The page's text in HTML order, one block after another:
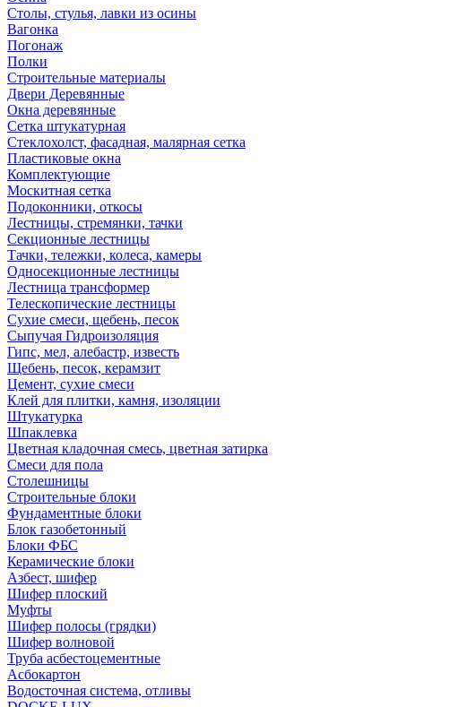
Столы, стулья, лавки из осины
Вагонка
Погонаж
Полки
Строительные материалы
Двери Деревянные
Окна деревянные
Сетка штукатурная
Стеклохолст, фасадная, малярная сетка
Пластиковые окна
Комплектующие
Москитная сетка
Подоконники, откосы
Лестницы, стремянки, тачки
Секционные лестницы
Тачки, тележки, колеса, камеры
Односекционные лестницы
Лестница трансформер
Телескопические лестницы
Сухие смеси, щебень, песок
Сыпучая Гидроизоляция
Гипс, мел, алебастр, известь
Щебень, песок, керамзит
Цемент, сухие смеси
Клей для плитки, камня, изоляции
Штукатурка
Шпаклевка
Цветная кладочная смесь, цветная затирка
Смеси для пола
Столешницы
Строительные блоки
Фундаментные блоки
Блок газобетонный
Блоки ФБС
Керамические блоки
Азбест, шифер
Шифер плоский
Муфты
Шифер полосы (грядки)
Шифер волновой
Труба асбестоцементные
Асбокартон
Водосточная система, отливы